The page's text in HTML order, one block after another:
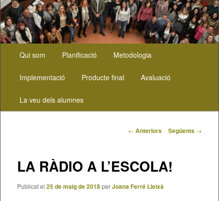
principal
Aneu
al
contingut
Qui som Planificació Metodologia
Implementació Producte final Avaluació
La veu dels alumnes
Navegació
← Anteriors Següents →
LA RÀDIO A L’ESCOLA!
Publicat el 25 de maig de 2018perJoana Ferré Lleixà